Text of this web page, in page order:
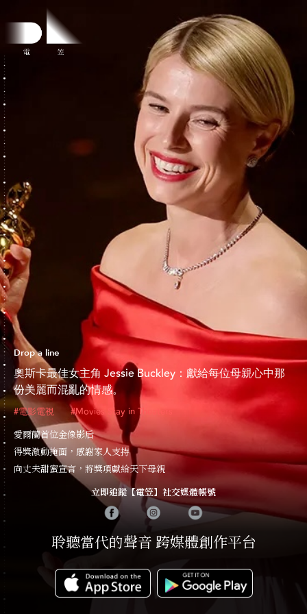
Drop a line
奧斯卡最佳女主角 Jessie Buckley：獻給每位母親心中那
份美麗而混亂的情感。
#電影電視 #Movies Stay in Theaters
愛爾蘭首位金像影后
得獎激動掩面，感謝家人支持
向丈夫甜蜜宣言，將獎項獻給天下母親
立即追蹤【電笠】社交媒體帳號
聆聽當代的聲音 跨媒體創作平台